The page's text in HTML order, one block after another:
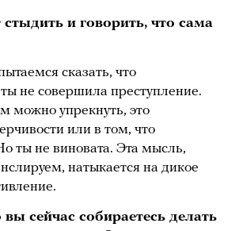
и говорить, что сама
сказать, что
не совершила преступление.
можно упрекнуть, это
или в том, что
ты не виновата. Эта мысль,
натыкается на дикое
сейчас собираетесь делать